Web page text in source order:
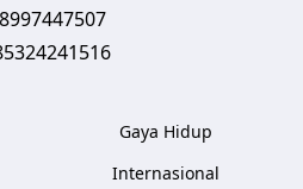
Gaya Hidup
Internasional